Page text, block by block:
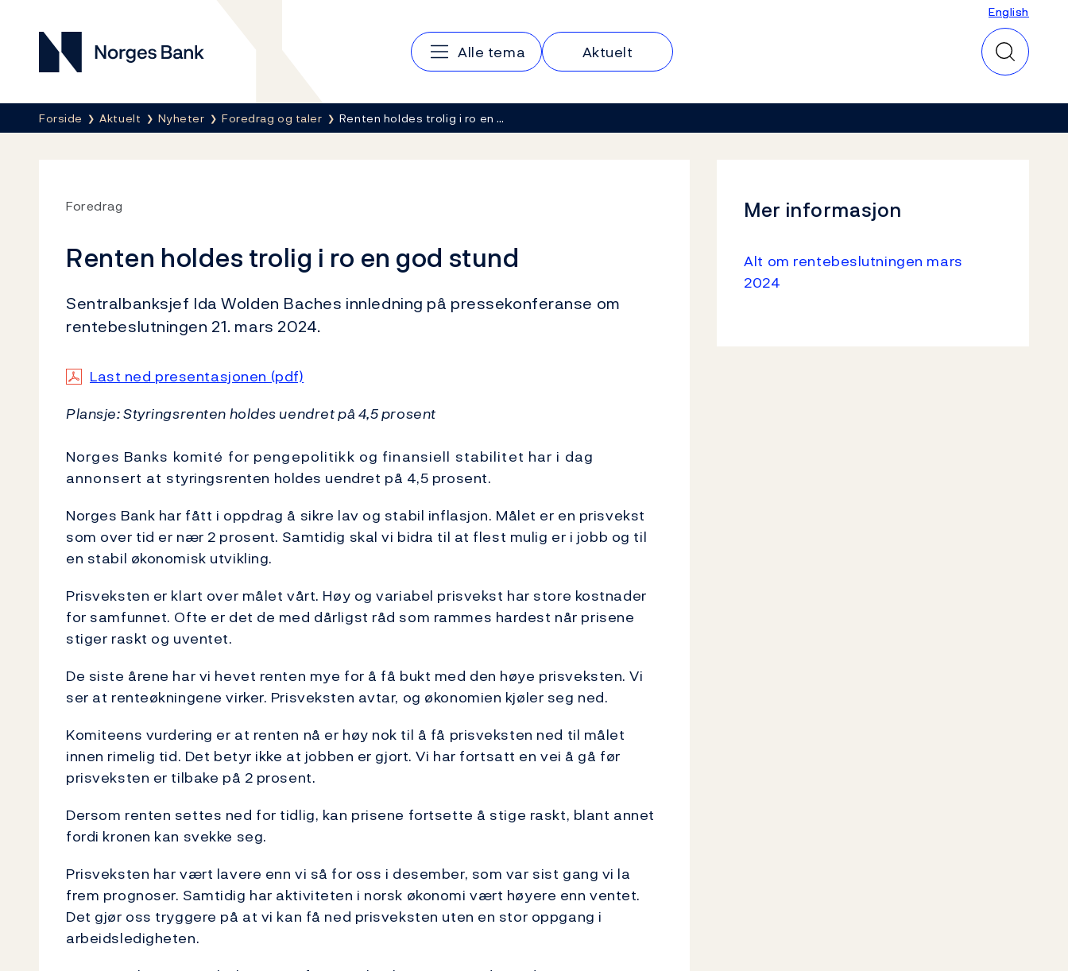
Norges Bank
Hovedmeny
Alle tema Aktuelt
English
English
Her er du nå:
Forside Aktuelt Nyheter Foredrag og taler Renten holdes trolig i ro en …
Foredrag
Renten holdes trolig i ro en god stund
Sentralbanksjef Ida Wolden Baches innledning på pressekonferanse om
rentebeslutningen 21. mars 2024.
Last ned presentasjonen (pdf)
Plansje: Styringsrenten holdes uendret på 4,5 prosent
Norges Banks komité for pengepolitikk og finansiell stabilitet har i dag
annonsert at styringsrenten holdes uendret på 4,5 prosent.
Norges Bank har fått i oppdrag å sikre lav og stabil inflasjon. Målet er en prisvekst
som over tid er nær 2 prosent. Samtidig skal vi bidra til at flest mulig er i jobb og til
en stabil økonomisk utvikling.
Prisveksten er klart over målet vårt. Høy og variabel prisvekst har store kostnader
for samfunnet. Ofte er det de med dårligst råd som rammes hardest når prisene
stiger raskt og uventet.
De siste årene har vi hevet renten mye for å få bukt med den høye prisveksten. Vi
ser at renteøkningene virker. Prisveksten avtar, og økonomien kjøler seg ned.
Komiteens vurdering er at renten nå er høy nok til å få prisveksten ned til målet
innen rimelig tid. Det betyr ikke at jobben er gjort. Vi har fortsatt en vei å gå før
prisveksten er tilbake på 2 prosent.
Dersom renten settes ned for tidlig, kan prisene fortsette å stige raskt, blant annet
fordi kronen kan svekke seg.
Prisveksten har vært lavere enn vi så for oss i desember, som var sist gang vi la
frem prognoser. Samtidig har aktiviteten i norsk økonomi vært høyere enn ventet.
Det gjør oss tryggere på at vi kan få ned prisveksten uten en stor oppgang i
arbeidsledigheten.
Mer informasjon
Alt om rentebeslutningen mars
2024